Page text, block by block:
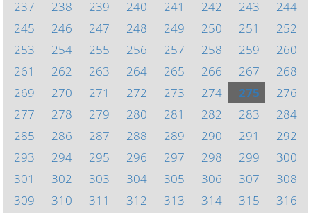
237
238 239 240 241 242 243
244
245
246 247 248 249 250 251
252
253
254 255 256 257 258 259
260
261
262 263 264 265 266 267
268
269
270 271 272 273 274 275
276
277
278 279 280 281 282 283
284
285
286 287 288 289 290 291
292
293
294 295 296 297 298 299
300
301
302 303 304 305 306 307
308
309
310 311 312 313 314 315
316